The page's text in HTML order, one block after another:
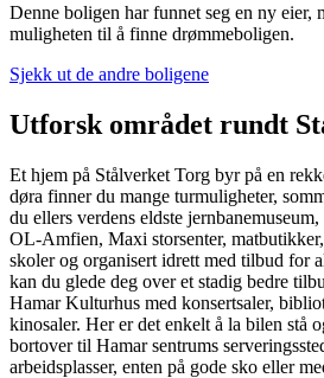
Denne boligen har funnet seg en ny eier,
muligheten til å finne drømmeboligen.
Sjekk ut de andre boligene
Utforsk området rundt
Et hjem på Stålverket Torg byr på en
døra finner du mange turmuligheter,
du ellers verdens eldste
OL-Amfien, Maxi storsenter,
skoler og organisert idrett med tilbud for
kan du glede deg over et stadig bedre
Hamar Kulturhus med konsertsaler,
kinosaler. Her er det enkelt å la bilen stå
bortover til Hamar sentrums
arbeidsplasser, enten på gode sko eller